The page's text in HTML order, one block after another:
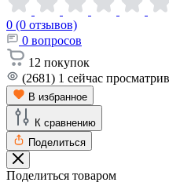
0 (0 отзывов)
0 вопросов
12 покупок
(2681) 1 сейчас
В избранное
К сравнению
Поделиться
Поделиться товаром